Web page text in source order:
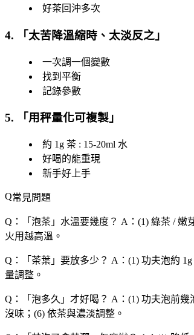
好茶回沖多次
4. 「 太苦降溫縮時、太淡反之 」
一次調一個變數
找到平衡
記錄參數
5. 「用秤量化可複製 」
約 1g 茶 : 15-20ml 水
好喝的能重現
新手好上手
常見問題
Q：「 泡茶 」水溫要幾度？ A：(1) 綠茶 / 嫩
火用越高溫。
Q：「 茶葉 」要放多少？ A：(1) 功夫泡約
量調整。
Q：「 泡多久 」才好喝？ A：(1) 功夫泡前幾
沒味；(6) 依茶與濃淡調整。